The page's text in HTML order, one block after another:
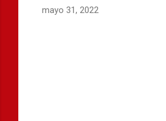
mayo 31, 2022